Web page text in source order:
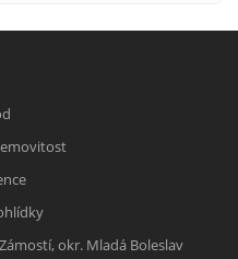
okr. Mladá Boleslav